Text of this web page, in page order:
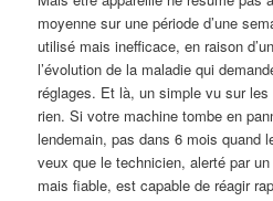
moyenne sur une période d’une
utilisé mais inefficace, en raison
l’évolution de la maladie qui
réglages. Et là, un simple vu sur
rien. Si votre machine tombe en
lendemain, pas dans 6 mois quand
veux que le technicien, alerté par
mais fiable, est capable de réagir